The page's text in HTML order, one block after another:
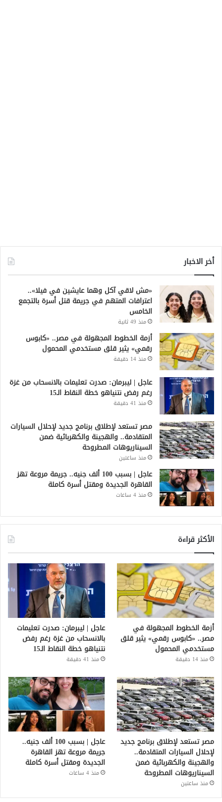
أخر الاخبار
«مش لاقي آكل وهما عايشين في فيلا»..
اعترافات المتهم في جريمة قتل أسرة بالتجمع
الخامس
منذ 49 ثانية
أزمة الخطوط المجهولة في مصر.. «كابوس
رقمي» يثير قلق مستخدمي المحمول
منذ 14 دقيقة
عاجل | ليبرمان: صدرت تعليمات بالانسحاب من غزة
رغم رفض نتنياهو خطة النقاط الـ15
منذ 41 دقيقة
مصر تستعد لإطلاق برنامج جديد لإحلال السيارات
المتقادمة.. والهجينة والكهربائية ضمن
السيناريوهات المطروحة
منذ ساعتين
عاجل | بسبب 100 ألف جنيه.. جريمة مروعة تهز
القاهرة الجديدة ومقتل أسرة كاملة
منذ 4 ساعات
الأكثر قراءة
أزمة الخطوط المجهولة في
مصر.. «كابوس رقمي» يثير قلق
مستخدمي المحمول
منذ 14 دقيقة
عاجل | ليبرمان: صدرت تعليمات
بالانسحاب من غزة رغم رفض
نتنياهو خطة النقاط الـ15
منذ 41 دقيقة
مصر تستعد لإطلاق برنامج جديد
لإحلال السيارات المتقادمة..
والهجينة والكهربائية ضمن
السيناريوهات المطروحة
منذ ساعتين
عاجل | بسبب 100 ألف جنيه..
جريمة مروعة تهز القاهرة
الجديدة ومقتل أسرة كاملة
منذ 4 ساعات